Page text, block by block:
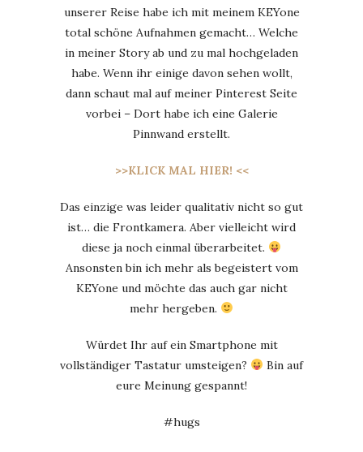
unserer Reise habe ich mit meinem KEYone
total schöne Aufnahmen gemacht… Welche
in meiner Story ab und zu mal hochgeladen
habe. Wenn ihr einige davon sehen wollt,
dann schaut mal auf meiner Pinterest Seite
vorbei – Dort habe ich eine Galerie
Pinnwand erstellt.
>>KLICK MAL HIER! <<
Das einzige was leider qualitativ nicht so gut
ist… die Frontkamera. Aber vielleicht wird
diese ja noch einmal überarbeitet.
Ansonsten bin ich mehr als begeistert vom
KEYone und möchte das auch gar nicht
mehr hergeben.
Würdet Ihr auf ein Smartphone mit
vollständiger Tastatur umsteigen?
Bin auf
eure Meinung gespannt!
#hugs